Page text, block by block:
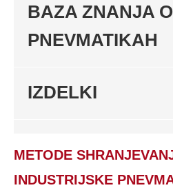
BAZA ZNANJA O
PNEVMATIKAH
IZDELKI
METODE
INDUSTRIJSKE